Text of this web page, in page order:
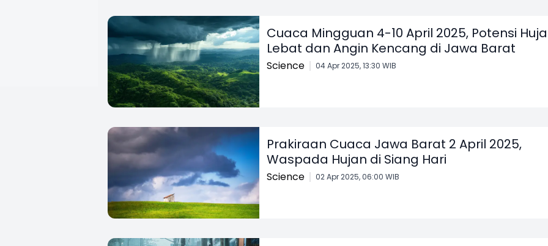
Cuaca Mingguan 4-10 April 2025, Potensi
Lebat dan Angin Kencang di Jawa Barat
Science 04 Apr 2025, 13:30 WIB
Prakiraan Cuaca Jawa Barat 2 April 2025,
Waspada Hujan di Siang Hari
Science 02 Apr 2025, 06:00 WIB